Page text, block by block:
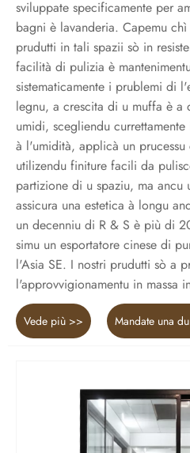
sviluppate specificamente per
bagni è lavanderia. Capemu
prudutti in tali spazii sò in
facilità di pulizia è
sistematicamente i prublemi di
legnu, a crescita di u muffa è a
umidi, scegliendu
à l'umidità, applicà un
utilizendu finiture facili da
partizione di u spaziu, ma ancu
assicura una estetica à longu
un decenniu di R & S è più di
simu un esportatore cinese di
l'Asia SE. I nostri prudutti sò a
l'approvvigionamentu in massa
Vede più >> Mandate una